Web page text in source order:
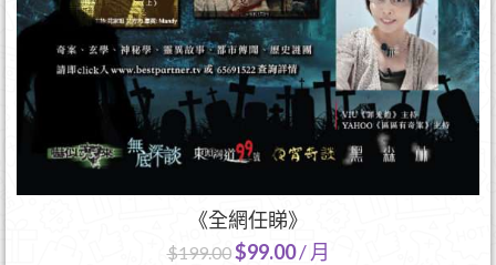
《全網任睇》
$199.00$99.00/ 月